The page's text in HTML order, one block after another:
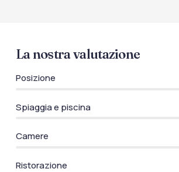
La nostra valutazione
Posizione
Spiaggia e piscina
Camere
Ristorazione